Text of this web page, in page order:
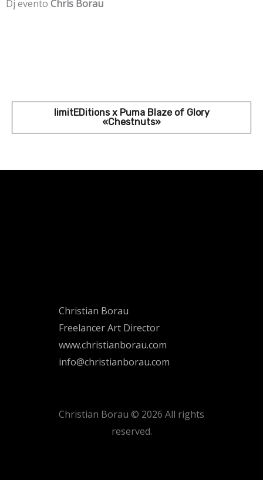
Dj evento Chris Borau
limitEDitions x Puma Blaze of Glory
«Chestnuts»
Christian Borau
Freelancer Art Director
www.christianborau.com
info@christianborau.com
Christian Borau © 2026 All rights
reserved.